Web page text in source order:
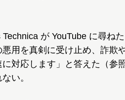
が YouTube に尋ね
悪用を真剣に受け止め、詐
対応します」と答えた（参照
い。